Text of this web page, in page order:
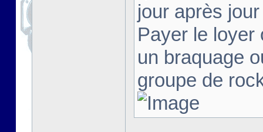
jour après
Payer le loyer
un braquage
groupe de